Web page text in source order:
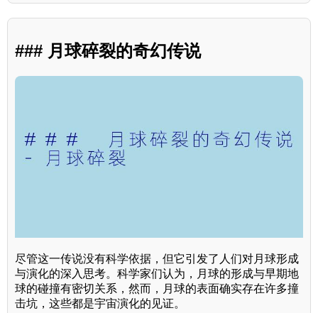
### 月球碎裂的奇幻传说
尽管这一传说没有科学依据，但它引发了人们对月球形成
与演化的深入思考。科学家们认为，月球的形成与早期地
球的碰撞有密切关系，然而，月球的表面确实存在许多撞
击坑，这些都是宇宙演化的见证。